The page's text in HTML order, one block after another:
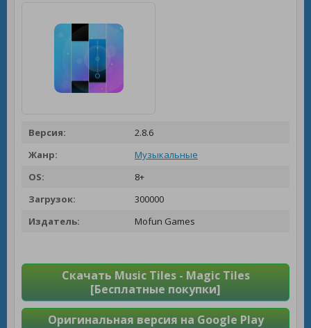
Версия:
2.8.6
Жанр:
Музыкальные
OS:
8+
Загрузок:
300000
Издатель:
Mofun Games
Скачать Music Tiles - Magic Tiles
[Бесплатные покупки]
Оригинальная версия на Google Play